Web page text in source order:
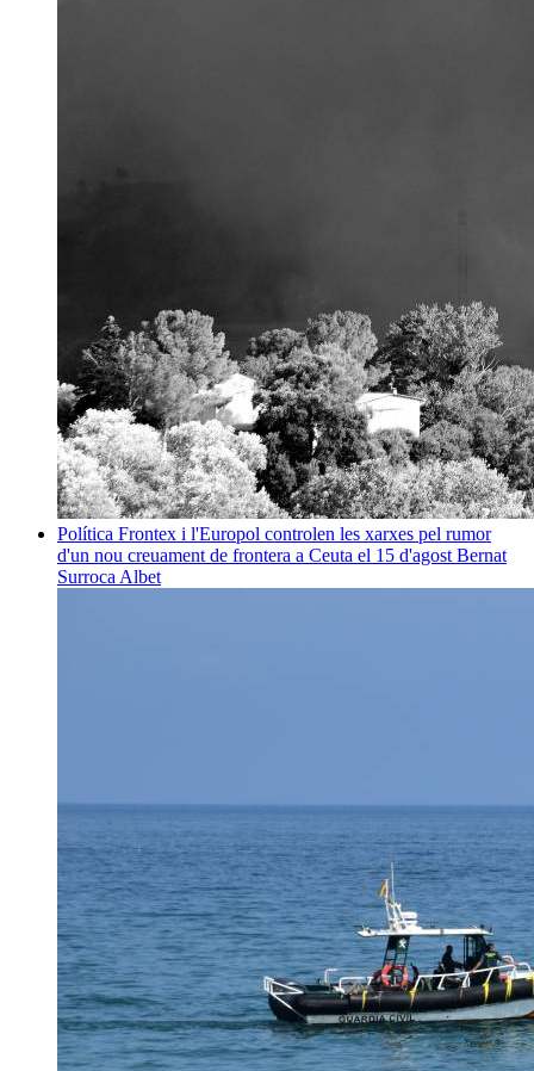
Política Frontex i l'Europol controlen les xarxes pel rumor
d'un nou creuament de frontera a Ceuta el 15 d'agost Bernat
Surroca Albet